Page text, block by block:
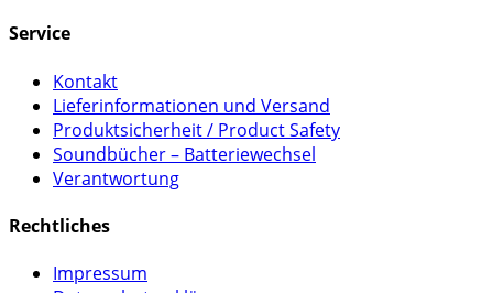
Service
Kontakt
Lieferinformationen und Versand
Produktsicherheit / Product Safety
Soundbücher – Batteriewechsel
Verantwortung
Rechtliches
Impressum